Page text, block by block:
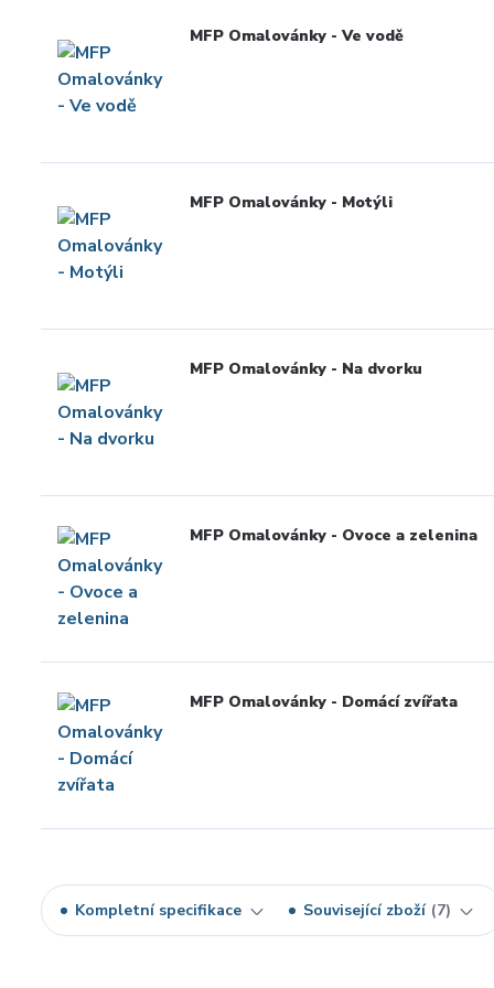
MFP Omalovánky - Ve vodě
MFP Omalovánky - Motýli
MFP Omalovánky - Na dvorku
MFP Omalovánky - Ovoce a zelenina
MFP Omalovánky - Domácí zvířata
Kompletní specifikace Související zboží 7